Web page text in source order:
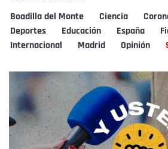
Boadilla del Monte Ciencia
Deportes
Educación España
Internacional
Madrid Opinión